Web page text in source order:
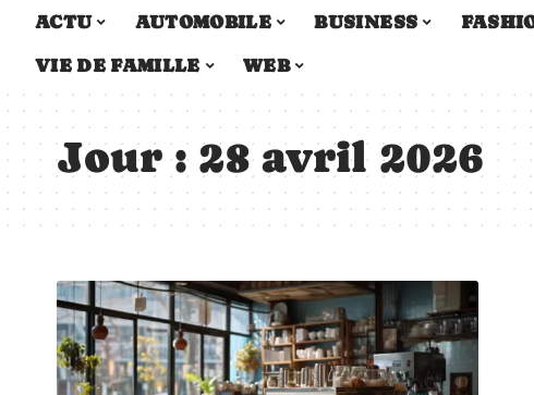
ACTU AUTOMOBILE BUSINESS
VIE DE FAMILLE
WEB
Jour : 28 avril 2026